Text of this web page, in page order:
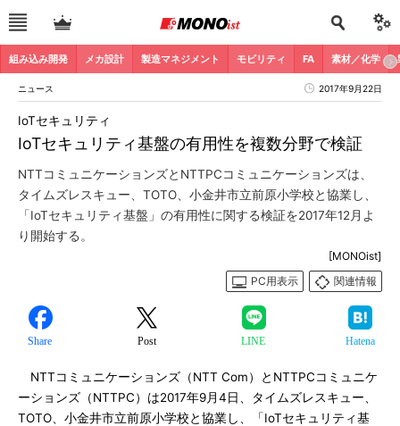
組み込み開発 メカ設計 製造マネジメント モビリティ FA 素材／化学
ニュース 2017年9月22日
IoTセキュリティ基盤の有用性を複数分野で検証
IoTセキュリティ
NTTコミュニケーションズとNTTPCコミュニケーションズは、
タイムズレスキュー、TOTO、小金井市立前原小学校と協業し、
「IoTセキュリティ基盤」の有用性に関する検証を2017年12月よ
り開始する。
[MONOist]
PC用表示
関連情報
Share Post LINE Hatena
NTTコミュニケーションズ（NTT Com）とNTTPCコミュニケ
ーションズ（NTTPC）は2017年9月4日、タイムズレスキュー、
TOTO、小金井市立前原小学校と協業し、「IoTセキュリティ基